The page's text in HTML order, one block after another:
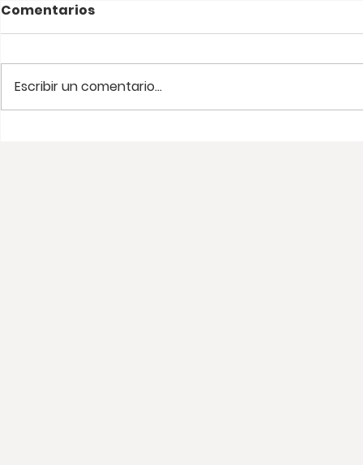
Comentarios
Escribir un comentario...